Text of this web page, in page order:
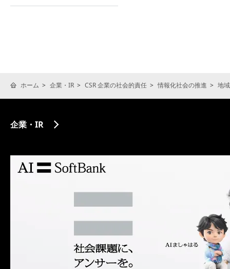
ホーム 企業・IR CSR 企業の社会的責任 情報化社会の推進 地
企業・IR